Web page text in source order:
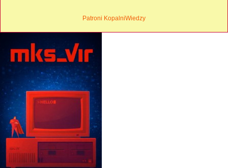
Patroni KopalniWiedzy